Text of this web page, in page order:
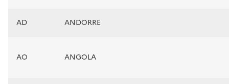
AD ANDORRE
AO ANGOLA